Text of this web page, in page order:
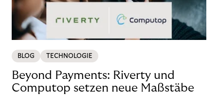
BLOG TECHNOLOGIE
Beyond Payments: Riverty und
Computop setzen neue Maßstäbe